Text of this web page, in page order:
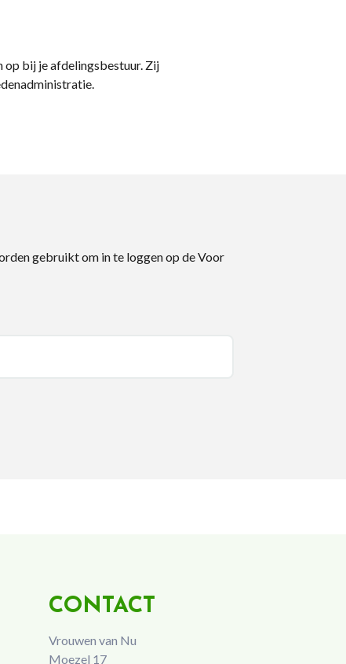
op bij je afdelingsbestuur. Zij
gebruikt om in te loggen op de Voor
CONTACT
Vrouwen van Nu
Moezel 17